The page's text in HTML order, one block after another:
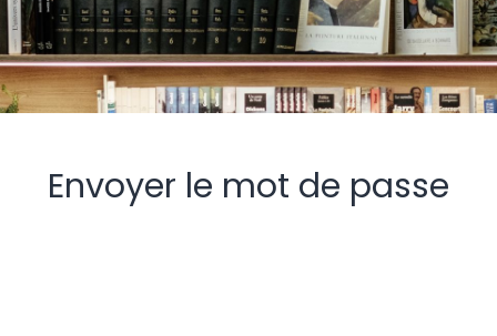
Envoyer le mot de passe